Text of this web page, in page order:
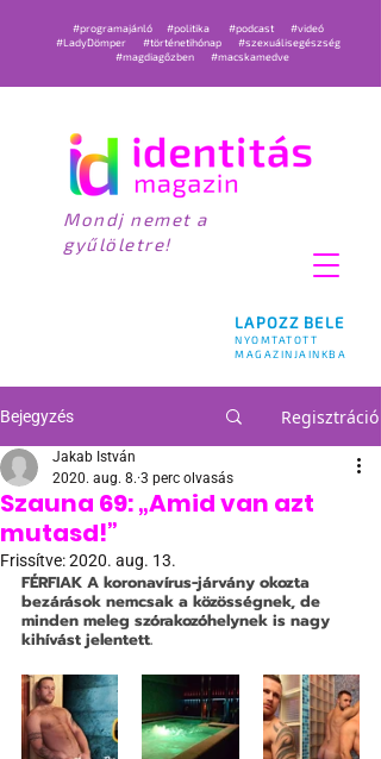
LAPOZZ BELE
NYOMTATOTT
MAGAZINJAINKBA
#programajánló #politika #podcast
#videó
#LadyDömper
#történetihónap
#szexuálisegészség
#magdiagőzben
#macskamedve
Mondj nemet a
gyűlöletre!
Bejegyzés Regisztráció
Szauna 69: „Amid van azt
mutasd!”
Jakab István
2020. aug. 8. 3 perc olvasás
Frissítve:2020. aug. 13.
FÉRFIAK A koronavírus-járvány okozta
bezárások nemcsak a közösségnek, de
minden meleg szórakozóhelynek is nagy
kihívást jelentett.